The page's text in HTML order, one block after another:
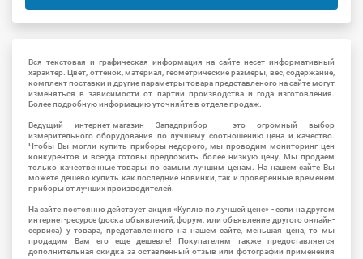
Вся текстовая и графическая информация на сайте несет информативный
характер. Цвет, оттенок, материал, геометрические размеры, вес, содержание,
комплект поставки и другие параметры товара представленого на сайте могут
изменяться в зависимости от партии производства и года изготовления.
Более подробную информацию уточняйте в отделе продаж.
Ведущий интернет-магазин Западприбор - это огромный выбор
измерительного оборудования по лучшему соотношению цена и качество.
Чтобы Вы могли купить приборы недорого, мы проводим мониторинг цен
конкурентов и всегда готовы предложить более низкую цену. Мы продаем
только качественные товары по самым лучшим ценам. На нашем сайте Вы
можете дешево купить как последние новинки, так и проверенные временем
приборы от лучших производителей.
На сайте постоянно действует акция «Куплю по лучшей цене» - если на другом
интернет-ресурсе (доска объявлений, форум, или объявление другого онлайн-
сервиса) у товара, представленного на нашем сайте, меньшая цена, то мы
продадим Вам его еще дешевле! Покупателям также предоставляется
дополнительная скидка за оставленный отзыв или фотографии применения